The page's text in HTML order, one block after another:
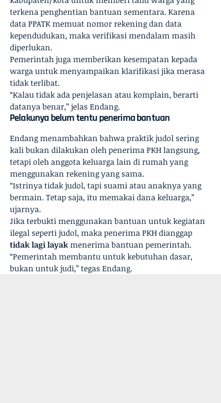
terkena penghentian bantuan sementara. Karena
data PPATK memuat nomor rekening dan data
kependudukan, maka verifikasi mendalam masih
diperlukan.
Pemerintah juga memberikan kesempatan kepada
warga untuk menyampaikan klarifikasi jika merasa
tidak terlibat.
“Kalau tidak ada penjelasan atau komplain, berarti
datanya benar,” jelas Endang.
Pelakunya belum tentu penerima bantuan
Endang menambahkan bahwa praktik judol sering
kali bukan dilakukan oleh penerima PKH langsung,
tetapi oleh anggota keluarga lain di rumah yang
menggunakan rekening yang sama.
“Istrinya tidak judol, tapi suami atau anaknya yang
bermain. Tetap saja, itu memakai dana keluarga,”
ujarnya.
Jika terbukti menggunakan bantuan untuk kegiatan
ilegal seperti judol, maka penerima PKH dianggap
tidak lagi layak menerima bantuan pemerintah.
“Pemerintah membantu untuk kebutuhan dasar,
bukan untuk judi,” tegas Endang.